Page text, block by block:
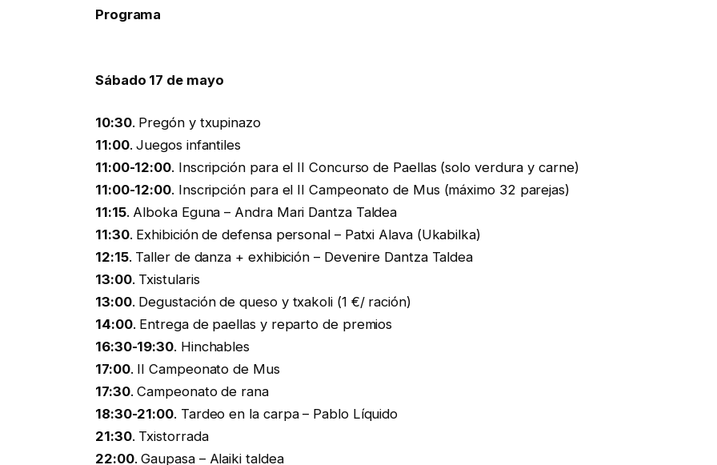
Programa
Sábado 17 de mayo
10:30. Pregón y txupinazo
11:00. Juegos infantiles
11:00-12:00. Inscripción para el II Concurso de Paellas (solo verdura y carne)
11:00-12:00. Inscripción para el II Campeonato de Mus (máximo 32 parejas)
11:15. Alboka Eguna – Andra Mari Dantza Taldea
11:30. Exhibición de defensa personal – Patxi Alava (Ukabilka)
12:15. Taller de danza + exhibición – Devenire Dantza Taldea
13:00. Txistularis
13:00. Degustación de queso y txakoli (1 €/ ración)
14:00. Entrega de paellas y reparto de premios
16:30-19:30. Hinchables
17:00. II Campeonato de Mus
17:30. Campeonato de rana
18:30-21:00. Tardeo en la carpa – Pablo Líquido
21:30. Txistorrada
22:00. Gaupasa – Alaiki taldea